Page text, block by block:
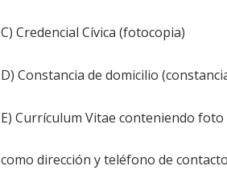
C) Credencial Cívica (fotocopia)
D) Constancia de domicilio
E) Currículum Vitae conteniendo
como dirección y teléfono de